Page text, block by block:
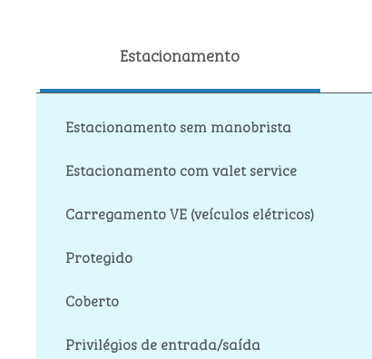
Estacionamento
Estacionamento sem manobrista
Estacionamento com valet service
Carregamento VE (veículos elétricos)
Protegido
Coberto
Privilégios de entrada/saída